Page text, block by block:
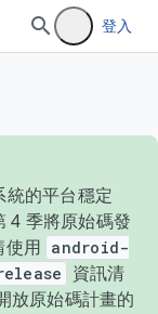
登入
統的平台穩定
4 季將原始碼發
使用 android-
資訊清
放原始碼計畫的